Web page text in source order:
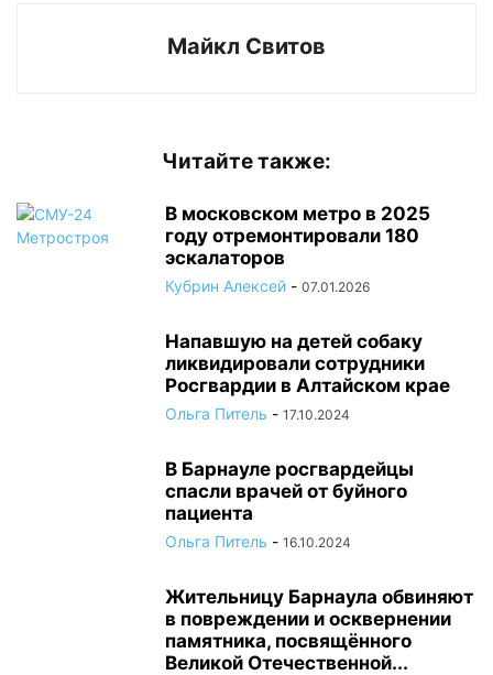
Майкл Свитов
Читайте также:
В московском метро в 2025
году отремонтировали 180
эскалаторов
Кубрин Алексей - 07.01.2026
Напавшую на детей собаку
ликвидировали сотрудники
Росгвардии в Алтайском крае
Ольга Питель - 17.10.2024
В Барнауле росгвардейцы
спасли врачей от буйного
пациента
Ольга Питель - 16.10.2024
Жительницу Барнаула обвиняют
в повреждении и осквернении
памятника, посвящённого
Великой Отечественной...